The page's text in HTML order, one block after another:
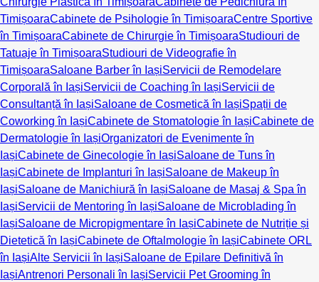
TimișoaraCabinete de Psihologie în TimișoaraCentre Sportive
în TimișoaraCabinete de Chirurgie în TimișoaraStudiouri de
Tatuaje în TimișoaraStudiouri de Videografie în
TimișoaraSaloane Barber în IașiServicii de Remodelare
Corporală în IașiServicii de Coaching în IașiServicii de
Consultanță în IașiSaloane de Cosmetică în IașiSpații de
Coworking în IașiCabinete de Stomatologie în IașiCabinete de
Dermatologie în IașiOrganizatori de Evenimente în
IașiCabinete de Ginecologie în IașiSaloane de Tuns în
IașiCabinete de Implanturi în IașiSaloane de Makeup în
IașiSaloane de Manichiură în IașiSaloane de Masaj & Spa în
IașiServicii de Mentoring în IașiSaloane de Microblading în
IașiSaloane de Micropigmentare în IașiCabinete de Nutriție și
Dietetică în IașiCabinete de Oftalmologie în IașiCabinete ORL
în IașiAlte Servicii în IașiSaloane de Epilare Definitivă în
IașiAntrenori Personali în IașiServicii Pet Grooming în